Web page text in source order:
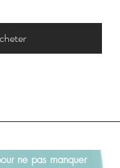
ne pas manquer